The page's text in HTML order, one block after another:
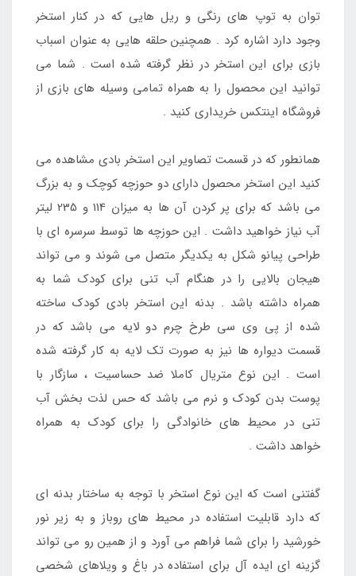
توان به توپ های رنگی و ریل هایی که در کنار استخر
وجود دارد اشاره کرد . همچنین حلقه هایی به عنوان اسباب
بازی برای این استخر در نظر گرفته شده است . شما می
توانید این محصول را به همراه تمامی وسیله های بازی از
فروشگاه اینتکس خریداری کنید .
همانطور که در قسمت تصاویر این استخر بادی مشاهده می
کنید این استخر محصول دارای دو حوزچه کوچک و به بزرگ
می باشد که برای پر کردن آن ها به میزان 114 و 235 لیتر
آب نیاز خواهید داشت . این حوزچه ها توسط سرسره ای با
طراحی پیانو شکل به یکدیگر متصل می شوند و می تواند
هیجان بالایی را در هنگام آب تنی برای کودک شما به
همراه داشته باشد . بدنه این استخر بادی کودک ساخته
شده از پی وی سی طرخ چرم دو لایه می باشد که در
قسمت دیواره ها نیز به صورت تک لایه به کار گرفته شده
است . این نوع متریال کاملا ضد حساسیت ، سازگار با
پوست بدن کودک و نرم می باشد که حس لذت بخش آب
تنی در محیط های خانوادگی را برای کودک به همراه
خواهد داشت .
گفتنی است که این نوع استخر با توجه به ساختار بدنه ای
که دارد قابلیت استفاده در محیط های روباز و به زیر نور
خورشید را برای شما فراهم می آورد و از همین رو می تواند
گزینه ای ایده آل برای استفاده در باغ و ویلاهای شخصی